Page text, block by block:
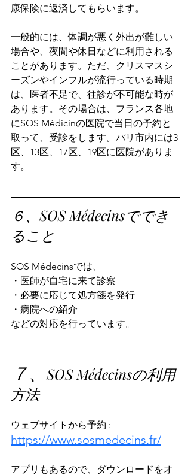
康保険に返済してもらいます。
一般的には、体調が悪く外出が難しい
場合や、夜間や休日などに利用される
ことがあります。ただ、クリスマスシ
ーズンやインフルが流行っている時期
は、医者不足で、往診が不可能な時が
あります。その場合は、フランス各地
にSOS Médicinの医院で当日の予約と
取って、受診をします。パリ市内には3
区、13区、17区、19区に医院がありま
す。
６、SOS Médecinsででき
ること
SOS Médecinsでは、
・医師が自宅に来て診察
・必要に応じて処方箋を発行
・病院への紹介
などの対応を行っています。
７、
SOS Médecinsの利用
方法
ウェブサイトから予約 :
https://www.sosmedecins.fr/
アプリもあるので、ダウンロードをオ